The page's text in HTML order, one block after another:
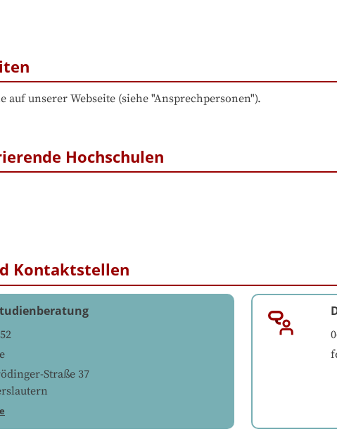
unserer Webseite (siehe "Ansprechpersonen").
Hochschulen
Kontaktstellen
Straße 37